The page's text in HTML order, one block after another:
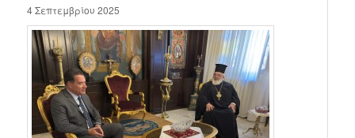
4 Σεπτεμβρίου 2025